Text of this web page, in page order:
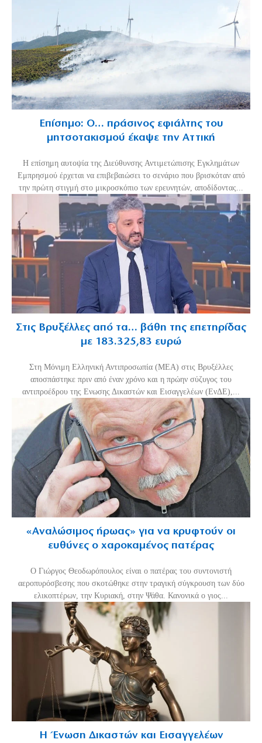
Επίσημο: Ο… πράσινος εφιάλτης του
μητσοτακισμού έκαψε την Αττική
Η επίσημη αυτοψία της Διεύθυνσης Αντιμετώπισης Εγκλημάτων
Εμπρησμού έρχεται να επιβεβαιώσει το σενάριο που βρισκόταν από
την πρώτη στιγμή στο μικροσκόπιο των ερευνητών, αποδίδοντας...
Στις Βρυξέλλες από τα… βάθη της επετηρίδας
με 183.325,83 ευρώ
Στη Μόνιμη Ελληνική Αντιπροσωπία (ΜΕΑ) στις Βρυξέλλες
αποσπάστηκε πριν από έναν χρόνο και η πρώην σύζυγος του
αντιπροέδρου της Ενωσης Δικαστών και Εισαγγελέων (ΕνΔΕ),...
«Aναλώσιμος ήρωας» για να κρυφτούν οι
ευθύνες ο χαροκαμένος πατέρας
Ο Γιώργος Θεοδωρόπουλος είναι ο πατέρας του συντονιστή
αεροπυρόσβεσης που σκοτώθηκε στην τραγική σύγκρουση των δύο
ελικοπτέρων, την Κυριακή, στην Ψάθα. Κανονικά ο γιος...
Η Ένωση Δικαστών και Εισαγγελέων